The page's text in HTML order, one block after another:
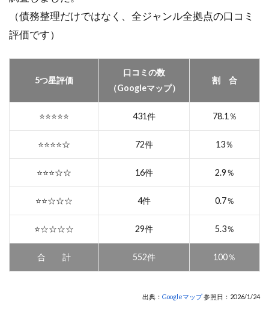
（債務整理だけではなく、全ジャンル全拠点の口コミ
評価です）
5つ星評価
口コミの数
（Googleマップ）
割 合
⭐️⭐️⭐️⭐️⭐️ 431件 78.1％
⭐️⭐️⭐️⭐️☆ 72件 13％
⭐️⭐️⭐️☆☆ 16件 2.9％
⭐️⭐️☆☆☆ 4件 0.7％
⭐️☆☆☆☆ 29件 5.3％
合 計 552件 100％
出典： Googleマップ参照日：2026/1/24